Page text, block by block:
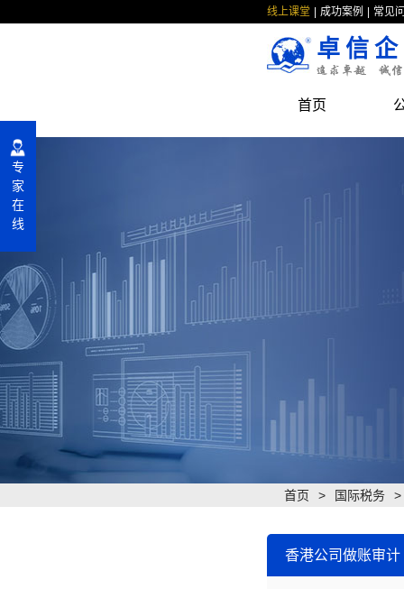
线上课堂 成功案例 常见
卓信
首页
首页 > 国际税务 >
香港公司做账审计
专
家
在
线